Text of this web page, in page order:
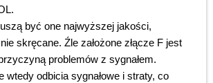
być one najwyższej jakości,
skręcane. Źle założone złącze F jest
problemów z sygnałem.
wtedy odbicia sygnałowe i straty, co